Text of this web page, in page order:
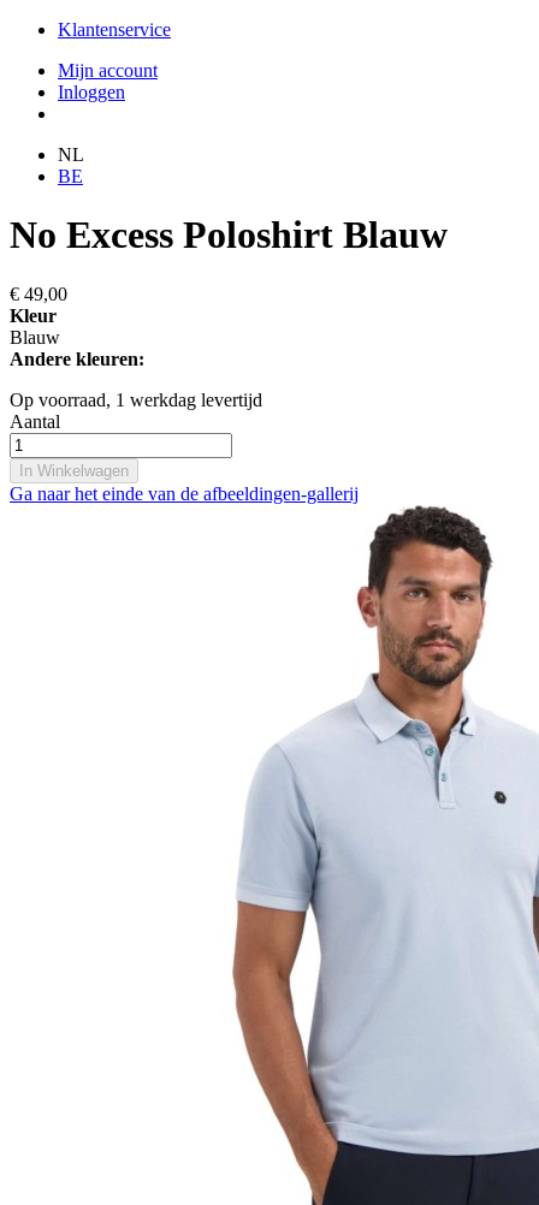
Klantenservice
Mijn account
Inloggen
NL
BE
No Excess Poloshirt Blauw
€ 49,00
Kleur
Blauw
Andere kleuren:
Op voorraad, 1 werkdag levertijd
Aantal
In Winkelwagen
Ga naar het einde van de afbeeldingen-gallerij